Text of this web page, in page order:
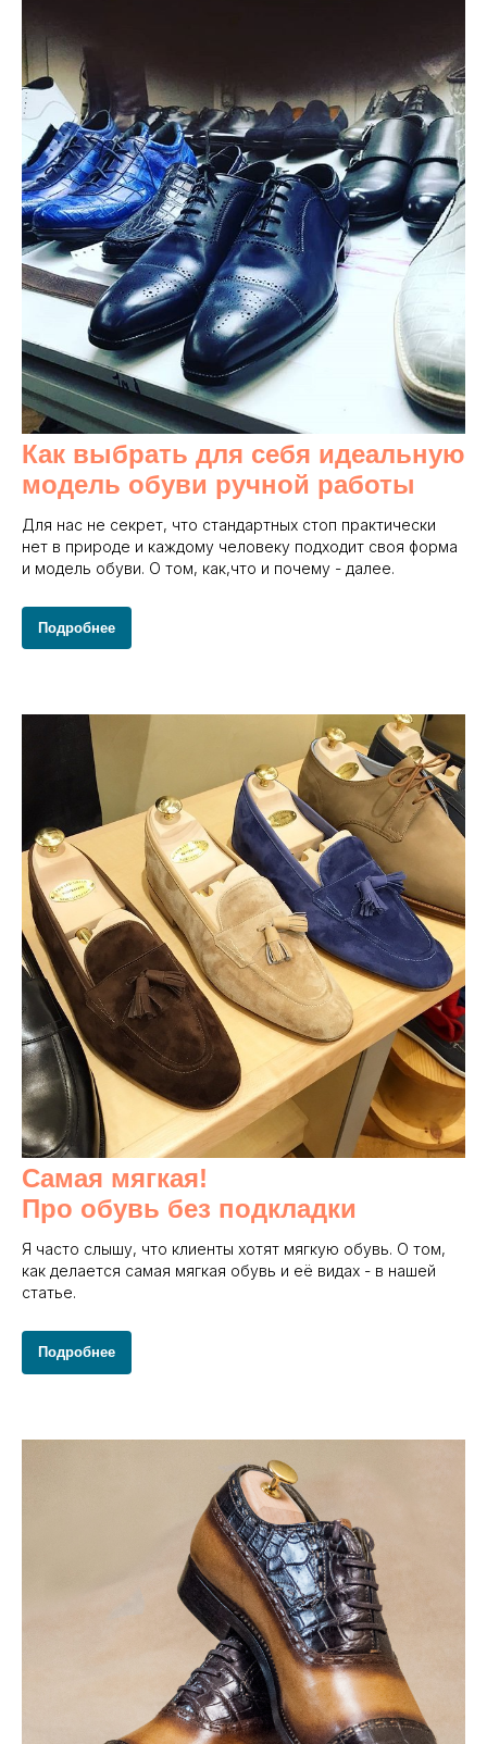
Как выбрать для себя идеальную
модель обуви ручной работы
Для нас не секрет, что стандартных стоп практически
нет в природе и каждому человеку подходит своя форма
и модель обуви. О том, как,что и почему - далее.
Подробнее
Самая мягкая!
Про обувь без подкладки
Я часто слышу, что клиенты хотят мягкую обувь. О том,
как делается самая мягкая обувь и её видах - в нашей
статье.
Подробнее